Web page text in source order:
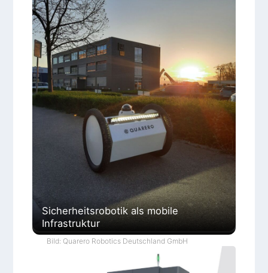
Sicherheitsrobotik als mobile
Infrastruktur
Bild: Quarero Robotics Deutschland GmbH